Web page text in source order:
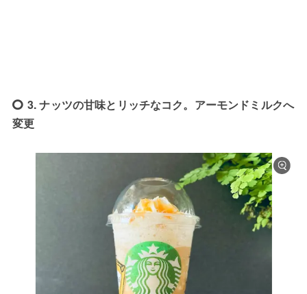
3. ナッツの甘味とリッチなコク。アーモンドミルクへ
変更